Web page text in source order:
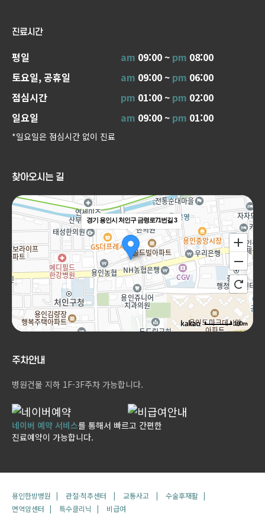
진료시간
평일 am 09:00 ~ pm 08:00
토요일, 공휴일
am 09:00 ~ pm 06:00
점심시간
pm 01:00 ~ pm 02:00
일요일
am 09:00 ~ pm 01:00
*일요일은 점심시간 없이 진료
찾아오시는 길
경기 용인시 처인구 금령로71번길 3
100m
주차안내
병원건물 지하 1F-3F주차 가능합니다.
네이버 예약 서비스를 통해서 빠르고 간편한
진료예약이 가능합니다.
용인한방병원 | 관절·척추센터 | 교통사고 |
수술후재활 |
면역암센터 |
특수클리닉 | 비급여